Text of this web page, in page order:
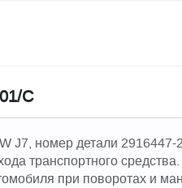
C
J7, номер детали 2916447-
транспортного
при поворотах и